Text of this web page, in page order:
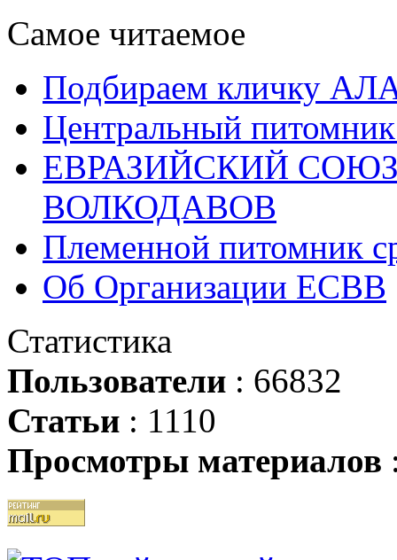
Самое читаемое
Подбираем кличку
Центральный
ЕВРАЗИЙСКИЙ
ВОЛКОДАВОВ
Племенной питомник
Об Организации ЕСВВ
Статистика
Пользователи : 66832
Статьи : 1110
Просмотры материалов